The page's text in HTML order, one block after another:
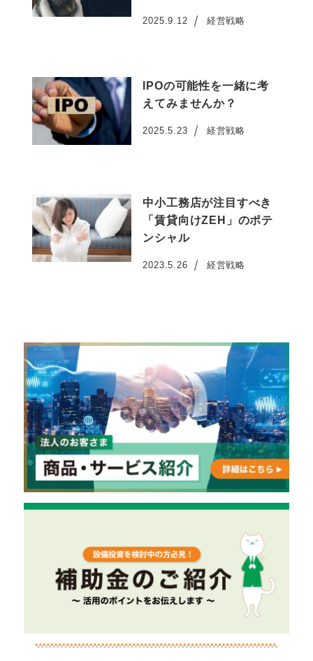
投稿日
2025.9.12 経営戦略
IPOの可能性を一緒に考
えてみませんか？
投稿日
2025.5.23 経営戦略
中小工務店が注目すべき
「賃貸向けZEH」のポテ
ンシャル
投稿日
2023.5.26 経営戦略